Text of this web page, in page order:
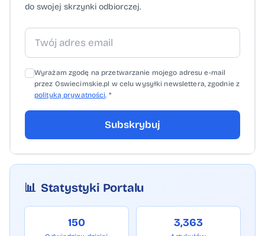
do swojej skrzynki odbiorczej.
Wyrażam zgodę na przetwarzanie mojego adresu e-mail
przez Oswiecimskie.pl w celu wysyłki newslettera, zgodnie z
polityką prywatności. *
Subskrybuj
📊 Statystyki Portalu
150 3,363